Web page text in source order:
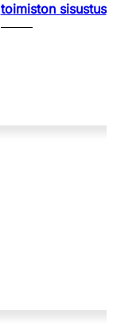
toimiston sisustus